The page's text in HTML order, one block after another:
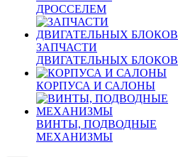
ДРОССЕЛЕМ
ЗАПЧАСТИ
ДВИГАТЕЛЬНЫХ БЛОКОВ
КОРПУСА И САЛОНЫ
ВИНТЫ, ПОДВОДНЫЕ
МЕХАНИЗМЫ